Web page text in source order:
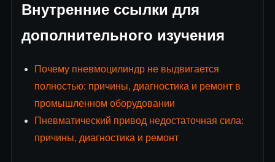
Внутренние ссылки для
дополнительного изучения
Почему пневмоцилиндр не выдвигается
полностью: причины, диагностика и ремонт в
промышленном оборудовании
Пневматический привод недостаточная сила:
причины, диагностика и ремонт